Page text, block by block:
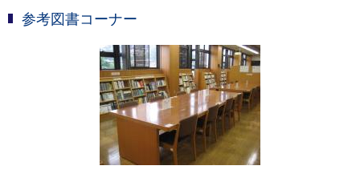
参考図書コーナー